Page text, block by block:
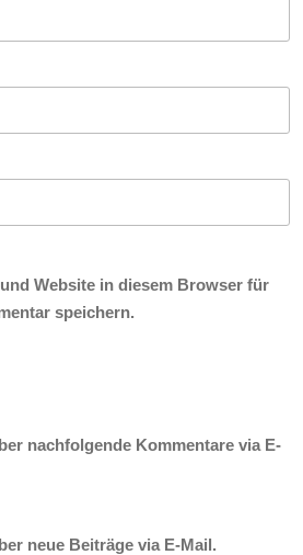
Website in diesem Browser für
speichern.
nachfolgende Kommentare via E-
neue Beiträge via E-Mail.